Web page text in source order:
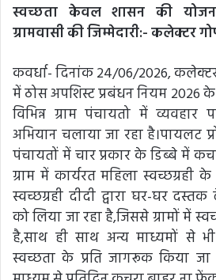
स्वच्छता केवल शासन की
ग्रामवासी की जिम्मेदारी:- कलेक्टर
कवर्धा- दिनांक 24/06/2026,
में ठोस अपशिस्ट प्रबंधन नियम 2026
विभिन्न ग्राम पंचायतो में व्यवहार
अभियान चलाया जा रहा है।पायलट
पंचायतों में चार प्रकार के डिब्बे में
ग्राम में कार्यरत महिला स्वच्छग्रही
स्वच्छग्रही दीदी द्वारा घर-घर
को लिया जा रहा है,जिससे ग्रामों में
है,साथ ही साथ अन्य माध्यमों से
स्वच्छता के प्रति जागरूक किया